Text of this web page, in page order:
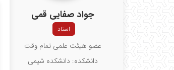
جواد صفایی قمی
استاد
عضو هیئت علمی تمام وقت
دانشکده: دانشکده شیمی